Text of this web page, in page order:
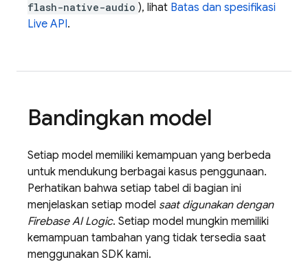
flash-native-audio ), lihat Batas dan spesifikasi
Live API.
Bandingkan model
Setiap model memiliki kemampuan yang berbeda
untuk mendukung berbagai kasus penggunaan.
Perhatikan bahwa setiap tabel di bagian ini
menjelaskan setiap model saat digunakan dengan
Firebase AI Logic. Setiap model mungkin memiliki
kemampuan tambahan yang tidak tersedia saat
menggunakan SDK kami.